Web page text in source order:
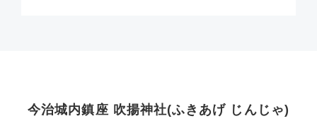
今治城内鎮座 吹揚神社(ふきあげ じんじゃ)